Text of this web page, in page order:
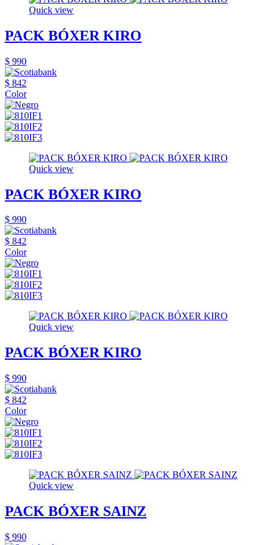
Quick view
PACK BÓXER KIRO
$ 990
$ 842
Color
Quick view
PACK BÓXER KIRO
$ 990
$ 842
Color
Quick view
PACK BÓXER KIRO
$ 990
$ 842
Color
Quick view
PACK BÓXER SAINZ
$ 990